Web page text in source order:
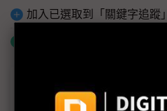
加入已選取到「關鍵字追蹤」